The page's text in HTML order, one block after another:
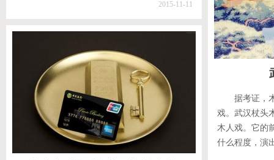
2015-11-11
据考证，
戏。武汉杖头
木人戏。它的
什么程度，演